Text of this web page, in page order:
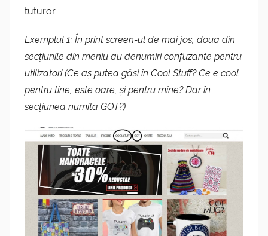
tuturor.
Exemplul 1: În print screen-ul de mai jos, două din
secțiunile din meniu au denumiri confuzante pentru
utilizatori (Ce aș putea găsi în Cool Stuff? Ce e cool
pentru tine, este oare, și pentru mine? Dar în
secțiunea numită GOT?)